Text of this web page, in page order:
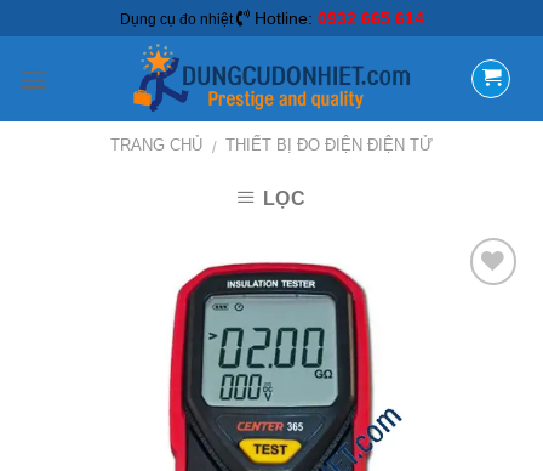
Dụng cụ đo nhiệt Hotline: 0932 665 614
TRANG CHỦ / THIẾT BỊ ĐO ĐIỆN ĐIỆN TỬ
LỌC